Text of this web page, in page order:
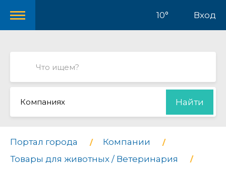
10° Вход
Компаниях Найти
Портал города
Компании
Товары для животных / Ветеринария